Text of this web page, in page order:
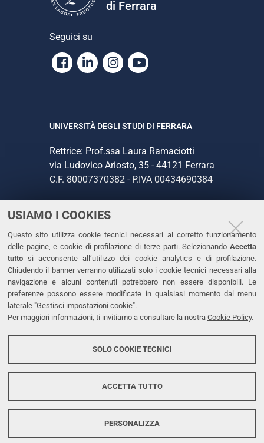
USIAMO I COOKIES
Questo sito utilizza cookie tecnici necessari al corretto funzionamento
delle pagine, e cookie di profilazione di terze parti. Selezionando Accetta
tutto si acconsente all’utilizzo dei cookie analytics e di profilazione.
Chiudendo il banner verranno utilizzati solo i cookie tecnici necessari alla
navigazione e alcuni contenuti potrebbero non essere disponibili. Le
preferenze possono essere modificate in qualsiasi momento dal menu
laterale "Gestisci impostazioni cookie".
Per maggiori informazioni, ti invitiamo a consultare la nostra Cookie Policy.
SOLO COOKIE TECNICI
ACCETTA TUTTO
PERSONALIZZA
di Ferrara
Seguici su
Facebook
LinkedinInstagram
Youtube
UNIVERSITÀ DEGLI STUDI DI FERRARA
Rettrice: Prof.ssa Laura Ramaciotti
via Ludovico Ariosto, 35 - 44121 Ferrara
C.F. 80007370382 - P.IVA 00434690384
CONTATTI
Tel. +39 0532 293111
Fax. +39 0532 293031
PEC
LINKS
Dichiarazione di accessibilità
Protezione dati personali